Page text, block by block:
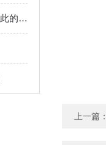
是什么让你对多功能桃酥机如此的看好
上一篇